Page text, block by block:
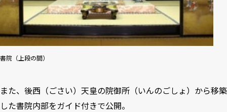
書院（上段の間）
また、後西（ごさい）天皇の院御所（いんのごしょ）から移築
した書院内部をガイド付きで公開。